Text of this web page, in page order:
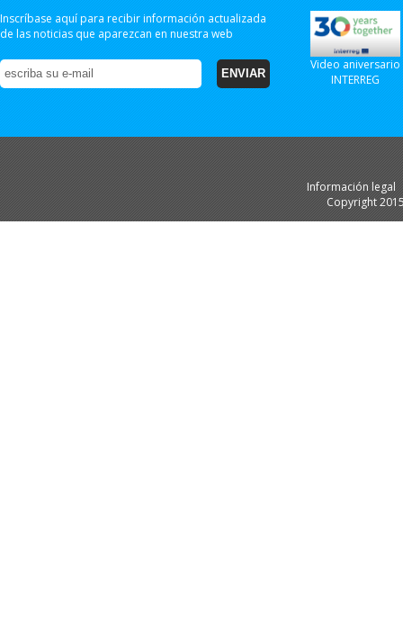
Inscríbase aquí para recibir información actualizada
de las noticias que aparezcan en nuestra web
Video aniversario
INTERREG
Información legal
Copyright